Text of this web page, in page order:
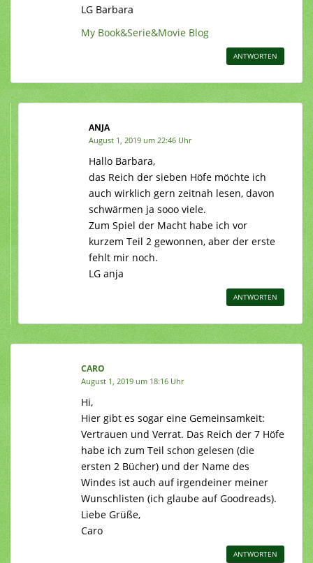
LG Barbara
My Book&Serie&Movie Blog
ANTWORTEN
ANJA
August 1, 2019 um 22:46 Uhr
Hallo Barbara,
das Reich der sieben Höfe möchte ich
auch wirklich gern zeitnah lesen, davon
schwärmen ja sooo viele.
Zum Spiel der Macht habe ich vor
kurzem Teil 2 gewonnen, aber der erste
fehlt mir noch.
LG anja
ANTWORTEN
CARO
August 1, 2019 um 18:16 Uhr
Hi,
Hier gibt es sogar eine Gemeinsamkeit:
Vertrauen und Verrat. Das Reich der 7 Höfe
habe ich zum Teil schon gelesen (die
ersten 2 Bücher) und der Name des
Windes ist auch auf irgendeiner meiner
Wunschlisten (ich glaube auf Goodreads).
Liebe Grüße,
Caro
ANTWORTEN